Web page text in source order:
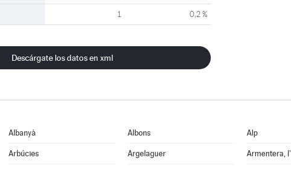
1 0,2 %
Descárgate los datos en xml
Albanyà Albons Alp
Arbúcies Argelaguer Armentera, l'